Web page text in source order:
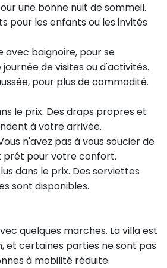
une bonne nuit de sommeil.
pour les enfants ou les invités
avec baignoire, pour se
de visites ou d'activités.
pour plus de commodité.
le prix. Des draps propres et
à votre arrivée.
n'avez pas à vous soucier de
prêt pour votre confort.
dans le prix. Des serviettes
sont disponibles.
quelques marches. La villa est
et certaines parties ne sont pas
à mobilité réduite.